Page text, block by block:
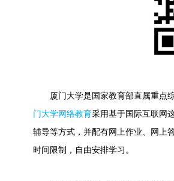
厦门大学是国家教育部直属重点综
门大学网络教育采用基于国际互联网
辅导等方式，并配有网上作业、网上
时间限制，自由安排学习。